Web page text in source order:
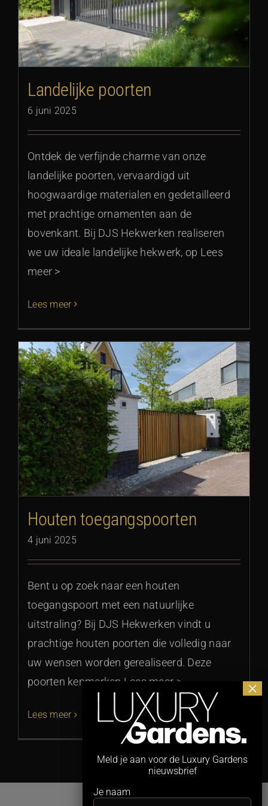
Landelijke poorten
6 juni 2025
Ontdek de verfijnde charme van onze
landelijke poorten, vervaardigd uit
hoogwaardige materialen en gedetailleerd
met prachtige ornamenten aan de
bovenkant. Bij DJS Hekwerken realiseren
we uw ideale landelijke hekwerk, op Lees
meer >
Lees meer
Houten toegangspoorten
4 juni 2025
Bent u op zoek naar een houten
toegangspoort met een natuurlijke
uitstraling? Bij DJS Hekwerken vindt u
prachtige houten poorten die volledig naar
uw wensen worden gerealiseerd. Deze
poorten kenmerken Lees meer >
Lees meer
Meld je aan voor de Luxury Gardens
nieuwsbrief
Je naam